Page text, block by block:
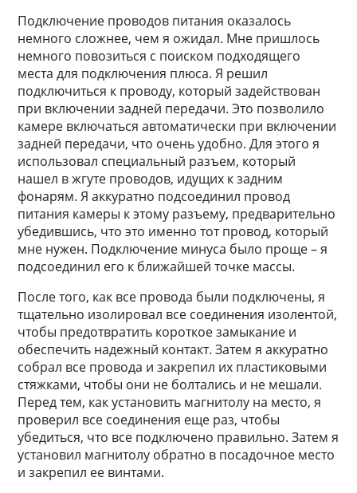
Подключение проводов питания оказалось
немного сложнее, чем я ожидал. Мне пришлось
немного повозиться с поиском подходящего
места для подключения плюса. Я решил
подключиться к проводу, который задействован
при включении задней передачи. Это позволило
камере включаться автоматически при включении
задней передачи, что очень удобно. Для этого я
использовал специальный разъем, который
нашел в жгуте проводов, идущих к задним
фонарям. Я аккуратно подсоединил провод
питания камеры к этому разъему, предварительно
убедившись, что это именно тот провод, который
мне нужен. Подключение минуса было проще – я
подсоединил его к ближайшей точке массы.
После того, как все провода были подключены, я
тщательно изолировал все соединения изолентой,
чтобы предотвратить короткое замыкание и
обеспечить надежный контакт. Затем я аккуратно
собрал все провода и закрепил их пластиковыми
стяжками, чтобы они не болтались и не мешали.
Перед тем, как установить магнитолу на место, я
проверил все соединения еще раз, чтобы
убедиться, что все подключено правильно. Затем я
установил магнитолу обратно в посадочное место
и закрепил ее винтами.